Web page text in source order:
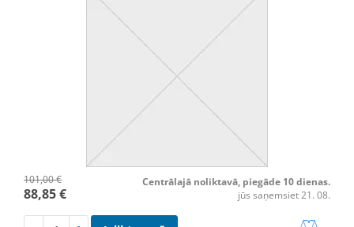
101,00 €
88,85 €
Centrālajā noliktavā, piegāde 10 dienas.
jūs saņemsiet 21. 08.